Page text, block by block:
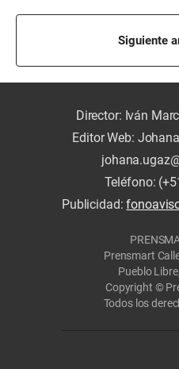
Siguiente
Director: Iván
Editor Web:
Teléfono:
Publicidad:
Prensmart
Pueblo
Copyright ©
Todos los